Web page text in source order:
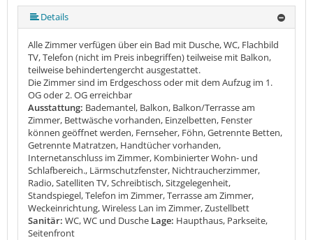
Details
Alle Zimmer verfügen über ein Bad mit Dusche, WC, Flachbild
TV, Telefon (nicht im Preis inbegriffen) teilweise mit Balkon,
teilweise behindertengercht ausgestattet.
Die Zimmer sind im Erdgeschoss oder mit dem Aufzug im 1.
OG oder 2. OG erreichbar
Ausstattung: Bademantel, Balkon, Balkon/Terrasse am
Zimmer, Bettwäsche vorhanden, Einzelbetten, Fenster
können geöffnet werden, Fernseher, Föhn, Getrennte Betten,
Getrennte Matratzen, Handtücher vorhanden,
Internetanschluss im Zimmer, Kombinierter Wohn- und
Schlafbereich., Lärmschutzfenster, Nichtraucherzimmer,
Radio, Satelliten TV, Schreibtisch, Sitzgelegenheit,
Standspiegel, Telefon im Zimmer, Terrasse am Zimmer,
Weckeinrichtung, Wireless Lan im Zimmer, Zustellbett
Sanitär: WC, WC und Dusche Lage: Haupthaus, Parkseite,
Seitenfront